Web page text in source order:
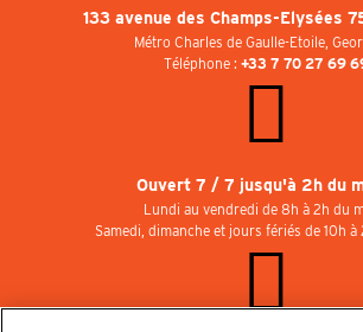
133 avenue des Champs-Elysées
Métro Charles de Gaulle-Etoile,
Téléphone : +33 7 70 27 69
Ouvert 7 / 7 jusqu'à 2h du
Lundi au vendredi de 8h à 2h du
Samedi, dimanche et jours fériés de 10h à